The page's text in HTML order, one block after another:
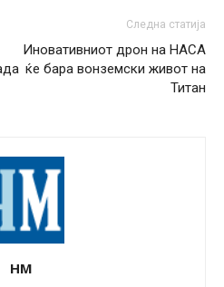
Следна статија
Иновативниот дрон на НАСА
ќе бара вонземски живот на
Титан
НМ